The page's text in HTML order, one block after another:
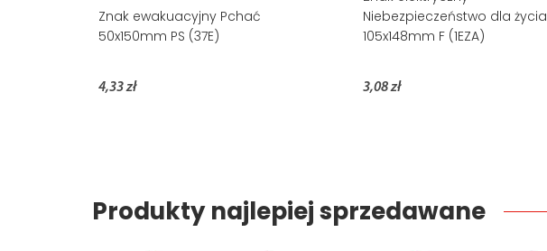
Znak ewakuacyjny Pchać
50x150mm PS (37E)
4,33 zł
Niebezpieczeństwo dla życia
105x148mm F (1EZA)
3,08 zł
Produkty najlepiej sprzedawane